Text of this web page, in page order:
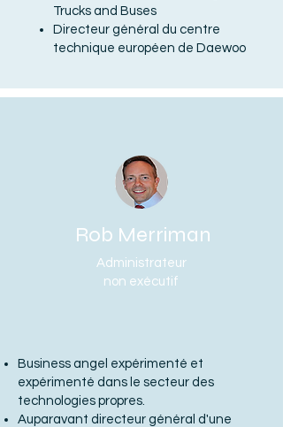
Trucks and Buses
Directeur général du centre
technique européen de Daewoo
Administrateur
non exécutif
Rob Merriman
Business angel expérimenté et
expérimenté dans le secteur des
technologies propres.
Auparavant directeur général d'une